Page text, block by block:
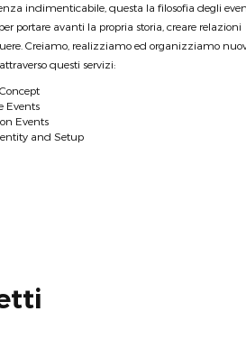
indimenticabile, questa la filosofia degli
portare avanti la propria storia, creare relazioni
Creiamo, realizziamo ed organizziamo
questi servizi:
Events
Events
and Setup